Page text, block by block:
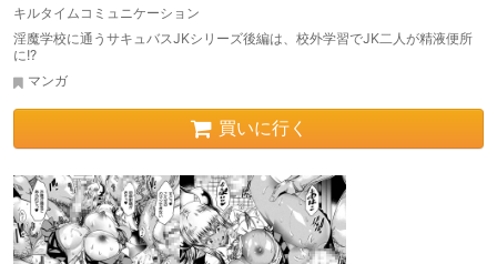
キルタイムコミュニケーション
淫魔学校に通うサキュバスJKシリーズ後編は、校外学習でJK二人が精液便所
に!?
マンガ
買いに行く